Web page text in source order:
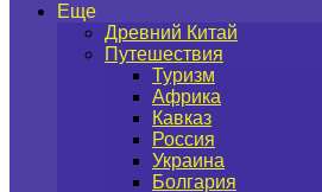
Еще
Древний Китай
Путешествия
Туризм
Африка
Кавказ
Россия
Украина
Болгария